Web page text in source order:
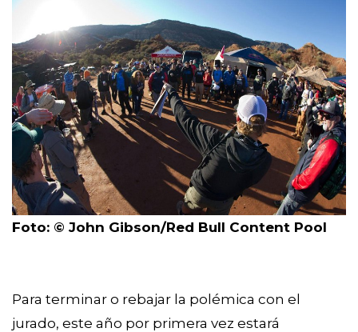
Foto: © John Gibson/Red Bull Content Pool
Para terminar o rebajar la polémica con el
jurado, este año por primera vez estará